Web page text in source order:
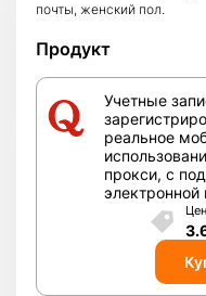
почты, женский пол.
Продукт
Учетные
реальное
прокси, с